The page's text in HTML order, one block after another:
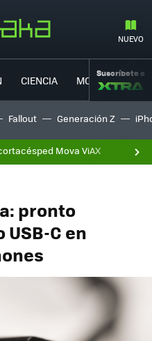
NUEVO
CIENCIA MOVILIDAD
Suscríbete a
Fallout Generación Z
Mova ViAX
pronto
C en